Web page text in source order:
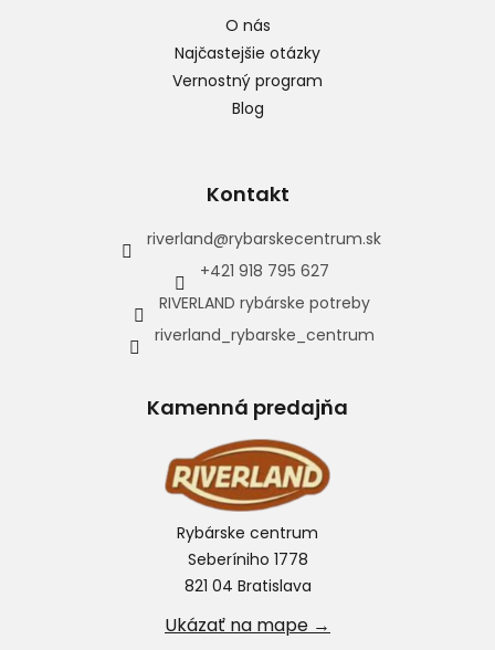
O nás
Najčastejšie otázky
Vernostný program
Blog
Kontakt
riverland@rybarskecentrum.sk
+421 918 795 627
RIVERLAND rybárske potreby
riverland_rybarske_centrum
Kamenná predajňa
Rybárske centrum
Seberíniho 1778
821 04 Bratislava
Ukázať na mape →